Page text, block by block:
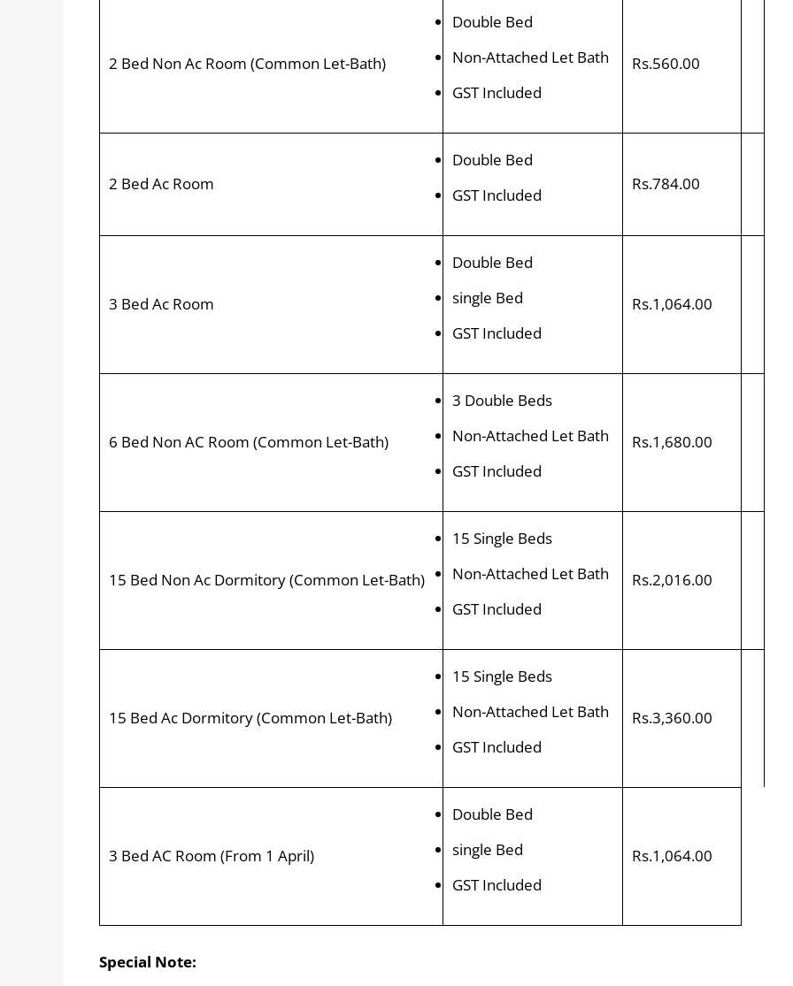
2 Bed Non Ac Room (Common Let-Bath)
Double Bed
Non-Attached Let Bath
GST Included
Rs.560.00
2 Bed Ac Room
Double Bed
GST Included
Rs.784.00
3 Bed Ac Room
Double Bed
single Bed
GST Included
Rs.1,064.00
6 Bed Non AC Room (Common Let-Bath)
3 Double Beds
Non-Attached Let Bath
GST Included
Rs.1,680.00
15 Bed Non Ac Dormitory (Common Let-Bath)
15 Single Beds
Non-Attached Let Bath
GST Included
Rs.2,016.00
15 Bed Ac Dormitory (Common Let-Bath)
15 Single Beds
Non-Attached Let Bath
GST Included
Rs.3,360.00
3 Bed AC Room (From 1 April)
Double Bed
single Bed
GST Included
Rs.1,064.00
Special Note: